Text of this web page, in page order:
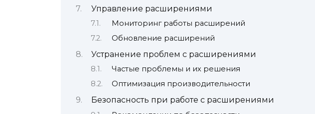
Управление расширениями
Мониторинг работы расширений
Обновление расширений
Устранение проблем с расширениями
Частые проблемы и их решения
Оптимизация производительности
Безопасность при работе с расширениями